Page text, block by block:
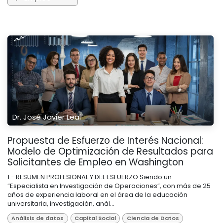
Dr. José Javier Leal
Propuesta de Esfuerzo de Interés Nacional:
Modelo de Optimización de Resultados para
Solicitantes de Empleo en Washington
1.- RESUMEN PROFESIONAL Y DEL ESFUERZO Siendo un
“Especialista en Investigación de Operaciones”, con más de 25
años de experiencia laboral en el área de la educación
universitaria, investigación, anál...
Análisis de datos Capital Social
Ciencia de Datos